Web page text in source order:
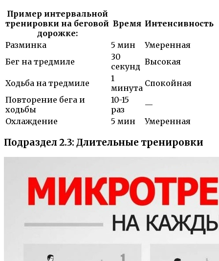
Пример интервальной
тренировки на беговой
дорожке:
Время Интенсивность
Разминка 5 мин
Умеренная
Бег на тредмиле
30
секунд Высокая
Ходьба на тредмиле
1
минута Спокойная
Повторение бега и
ходьбы
10-15
раз
—
Охлаждение
5 мин Умеренная
Подраздел 2.3: Длительные тренировки